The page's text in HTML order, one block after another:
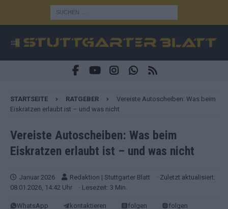
STARTSEITE RATGEBER
Vereiste Autoscheiben: Was beim
Eiskratzen erlaubt ist – und was nicht
Vereiste Autoscheiben: Was beim
Eiskratzen erlaubt ist – und was nicht
Januar 2026 Redaktion | Stuttgarter Blatt
· Zuletzt aktualisiert:
08.01.2026, 14:42 Uhr
· Lesezeit: 3 Min.
WhatsApp kontaktieren folgen
folgen